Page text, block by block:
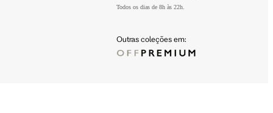
Todos os dias de 8h às 22h.
Outras coleções em: